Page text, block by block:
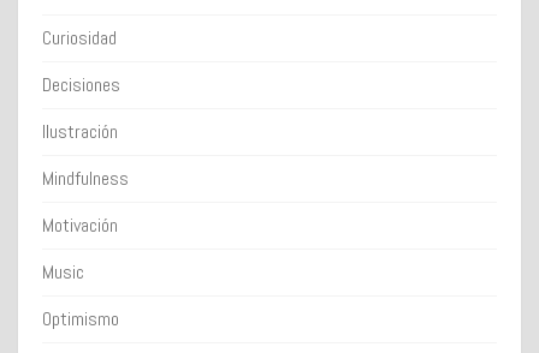
Curiosidad
Decisiones
Ilustración
Mindfulness
Motivación
Music
Optimismo